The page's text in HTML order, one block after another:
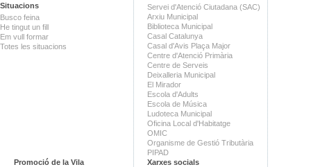
Situacions
Busco feina
He tingut un fill
Em vull formar
Totes les situacions
Servei d'Atenció Ciutadana (SAC)
Arxiu Municipal
Biblioteca Municipal
Casal Catalunya
Casal d'Avis Plaça Major
Centre d'Atenció Primària
Centre de Serveis
Deixalleria Municipal
El Mirador
Escola d'Adults
Escola de Música
Ludoteca Municipal
Oficina Local d'Habitatge
OMIC
Organisme de Gestió Tributària
PIPAD
Promoció de la Vila
Xarxes socials